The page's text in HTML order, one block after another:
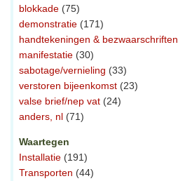
blokkade (75)
demonstratie (171)
handtekeningen & bezwaarschriften
manifestatie (30)
sabotage/vernieling (33)
verstoren bijeenkomst (23)
valse brief/nep vat (24)
anders, nl (71)
Waartegen
Installatie (191)
Transporten (44)